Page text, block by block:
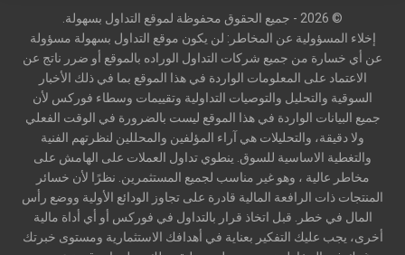
© 2026 - جميع الحقوق محفوظة لموقع التداول بسهولة.
إخلاء المسؤولية عن المخاطر: لن يكون موقع التداول بسهولة مسؤولة
عن أي خسارة من جميع شركات التداول الوراده بالموقع أو ضرر ناتج عن
الاعتماد على المعلومات الواردة في هذا الموقع بما في ذلك الأخبار
السوقية والتحليل والتوصيات التداولية وتقييمات وسطاء فوركس لأن
جميع البيانات الواردة في هذا الموقع ليست بالضرورة في الوقت الفعلي
ولا دقيقة، والتحليلات هي آراء المؤلفين والمحللين لنظرتهم الفنية
والتغطية الاساسية للسوق. ينطوي تداول العملات على الهامش على
مخاطر عالية ، وهو غير مناسب لجميع المستثمرين. نظرًا لأن خسائر
المنتجات ذات الرافعة المالية قادرة على تجاوز الودائع الأولية ووضع رأس
المال في خطر. قبل اتخاذ قرار بالتداول في فوركس أو أي أداة مالية
أخرى، يجب عليك التفكير بعناية في أهدافك الاستثمارية ومستوى خبرتك